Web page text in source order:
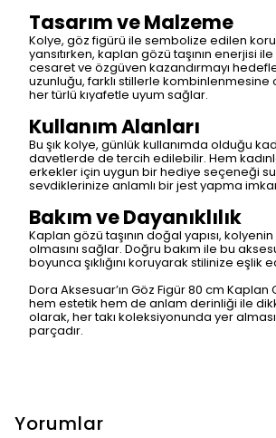
Tasarım ve Malzeme
Kolye, göz figürü ile sembolize edilen
yansıtırken, kaplan gözü taşının enerjisi ile
cesaret ve özgüven kazandırmayı
uzunluğu, farklı stillerle kombinlenmesine
her türlü kıyafetle uyum sağlar.
Kullanım Alanları
Bu şık kolye, günlük kullanımda olduğu
davetlerde de tercih edilebilir. Hem
erkekler için uygun bir hediye seçeneği
sevdiklerinize anlamlı bir jest yapma
Bakım ve Dayanıklılık
Kaplan gözü taşının doğal yapısı,
olmasını sağlar. Doğru bakım ile bu
boyunca şıklığını koruyarak stilinize eşlik
Dora Aksesuar’ın Göz Figür 80 cm Kaplan
hem estetik hem de anlam derinliği ile
olarak, her takı koleksiyonunda yer
parçadır.
Yorumlar